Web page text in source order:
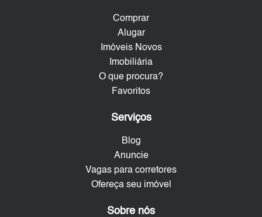
Comprar
Alugar
Imóveis Novos
Imobiliária
O que procura?
Favoritos
Serviços
Blog
Anuncie
Vagas para corretores
Ofereça seu imóvel
Sobre nós